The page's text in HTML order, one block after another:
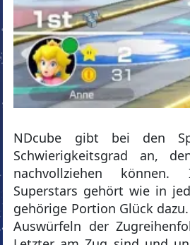
NDcube gibt bei den
Schwierigkeitsgrad an,
nachvollziehen
Superstars gehört wie in
gehörige Portion Glück
Auswürfeln der